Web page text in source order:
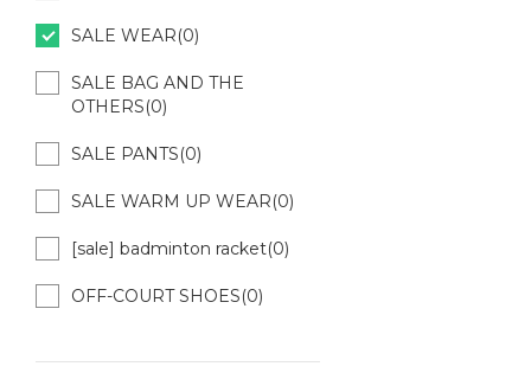
SALE WEAR(0)
SALE BAG AND THE
OTHERS(0)
SALE PANTS(0)
SALE WARM UP WEAR(0)
[sale] badminton racket(0)
OFF-COURT SHOES(0)